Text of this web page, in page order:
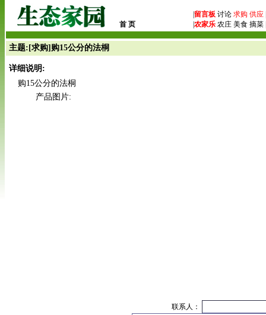
首 页
留言板 讨论 求购 供应
农家乐 农庄 美食 摘菜 |
主题:[求购]购15公分的法桐
详细说明:
购15公分的法桐
产品图片:
联系人：